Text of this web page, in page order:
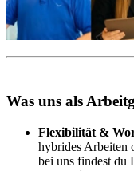
Was uns als
Flexibilität &
hybrides Arbeiten
bei uns findest du